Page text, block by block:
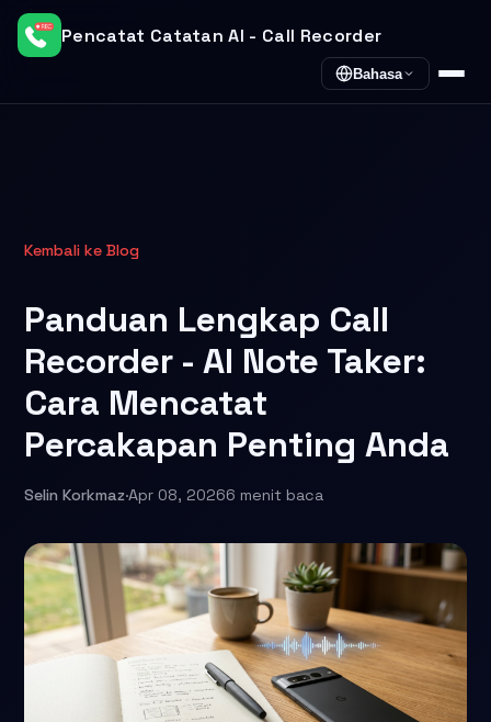
Pencatat Catatan AI - Call Recorder
Bahasa
Kembali ke Blog
Panduan Lengkap Call
Recorder - AI Note Taker:
Cara Mencatat
Percakapan Penting Anda
Selin Korkmaz·Apr 08, 20266 menit baca